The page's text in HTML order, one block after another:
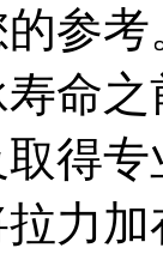
参
命
得
力